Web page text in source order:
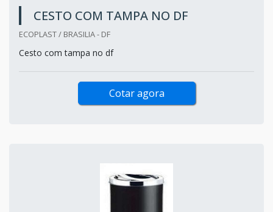
CESTO COM TAMPA NO DF
ECOPLAST / BRASILIA - DF
Cesto com tampa no df
Cotar agora